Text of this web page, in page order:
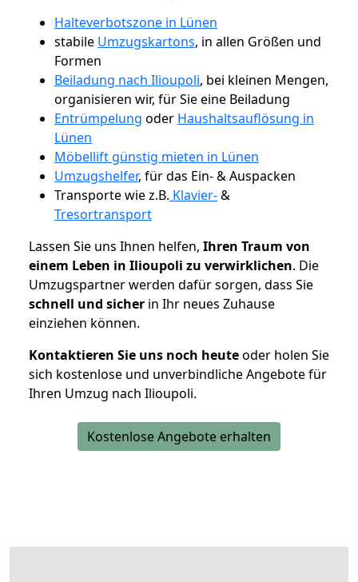
Halteverbotszone in Lünen
stabile Umzugskartons, in allen Größen und
Formen
Beiladung nach Ilioupoli, bei kleinen Mengen,
organisieren wir, für Sie eine Beiladung
Entrümpelung oder Haushaltsauflösung in
Lünen
Möbellift günstig mieten in Lünen
Umzugshelfer, für das Ein- & Auspacken
Transporte wie z.B. Klavier-&
Tresortransport
Lassen Sie uns Ihnen helfen, Ihren Traum von
einem Leben in Ilioupoli zu verwirklichen. Die
Umzugspartner werden dafür sorgen, dass Sie
schnell und sicher in Ihr neues Zuhause
einziehen können.
Kontaktieren Sie uns noch heuteoder holen Sie
sich kostenlose und unverbindliche Angebote für
Ihren Umzug nach Ilioupoli.
Kostenlose Angebote erhalten